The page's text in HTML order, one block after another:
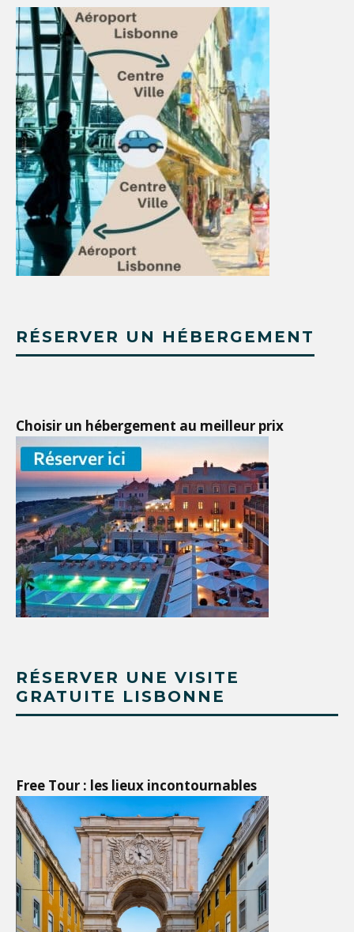
RÉSERVER UN HÉBERGEMENT
Choisir un hébergement au meilleur prix
RÉSERVER UNE VISITE
GRATUITE LISBONNE
Free Tour : les lieux incontournables